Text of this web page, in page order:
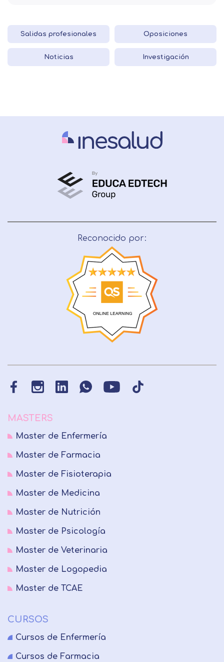
Salidas profesionales Oposiciones
Noticias Investigación
Reconocido por:
MASTERS
Master de Enfermería
Master de Farmacia
Master de Fisioterapia
Master de Medicina
Master de Nutrición
Master de Psicología
Master de Veterinaria
Master de Logopedia
Master de TCAE
CURSOS
Cursos de Enfermería
Cursos de Farmacia